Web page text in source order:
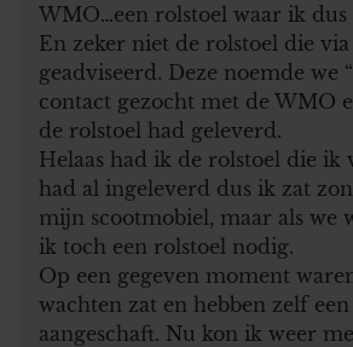
WMO…een rolstoel waar ik dus
En zeker niet de rolstoel die via
geadviseerd. Deze noemde we
contact gezocht met de WMO
de rolstoel had geleverd.
Helaas had ik de rolstoel die ik
had al ingeleverd dus ik zat
mijn scootmobiel, maar als we
ik toch een rolstoel nodig.
Op een gegeven moment
wachten zat en hebben zelf
aangeschaft. Nu kon ik weer